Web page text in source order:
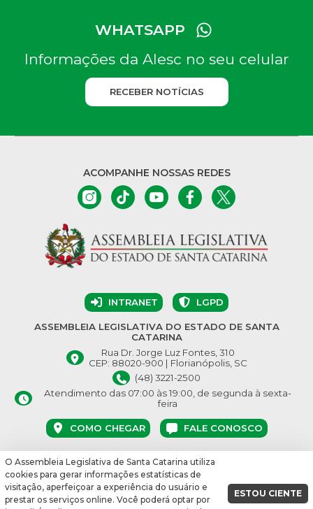
WHATSAPP
Informações da Alesc no seu celular
RECEBER NOTÍCIAS
ACOMPANHE NOSSAS REDES
INTRANET LGPD
ASSEMBLEIA LEGISLATIVA DO ESTADO DE SANTA
CATARINA
Rua Dr. Jorge Luz Fontes, 310
CEP: 88020-900 | Florianópolis, SC
(48) 3221-2500
Atendimento das 07:00 às 19:00, de segunda à sexta-
feira
COMO CHEGAR FALE CONOSCO
© Assembleia Legislativa do Estado de Santa Catarina 2026.
Desenvolvido por:
vbuild 17609
O Assembleia Legislativa de Santa Catarina utiliza
cookies para gerar informações estatísticas de
visitação, aperfeiçoar a experiência do usuário e
prestar os serviços online. Você poderá optar por
ESTOU CIENTE